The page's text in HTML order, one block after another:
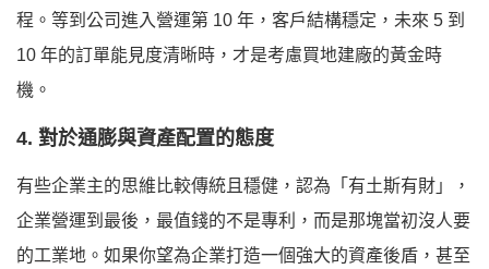
程。等到公司進入營運第 10 年，客戶結構穩定，未來 5 到
10 年的訂單能見度清晰時，才是考慮買地建廠的黃金時
機。
4. 對於通膨與資產配置的態度
有些企業主的思維比較傳統且穩健，認為「有土斯有財」，
企業營運到最後，最值錢的不是專利，而是那塊當初沒人要
的工業地。如果你望為企業打造一個強大的資產後盾，甚至